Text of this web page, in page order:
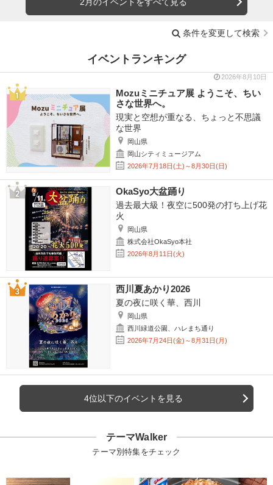
条件を変更して検索
イベントランキング
2026年8月10日
Mozuミニチュア展 ようこそ、ちい
さな世界へ。
現実と空想が重なる、ちょっと不思議
な世界
岡山県
岡山シティミュージアム
2026年7月18日(土)～8月30日(日)
OkaSyo大盆踊り
過去最大級！夜空に500発の打ち上げ花
火
岡山県
株式会社OkaSyo本社
2026年8月11日(火)
西川夏あかり2026
夏の夜に咲く華、西川
岡山県
西川緑道公園、ハレまち通り
2026年7月24日(金)～8月31日(月)
4位以下のイベントを見る
テーマWalker
テーマ別特集をチェック